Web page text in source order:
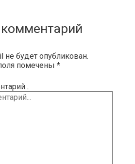
не будет опубликован.
помечены *